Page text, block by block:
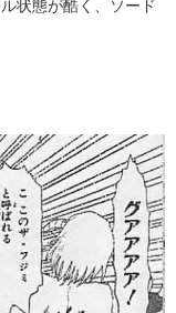
状態が酷く、ソード